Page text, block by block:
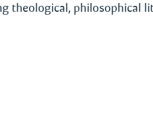
theological, philosophical